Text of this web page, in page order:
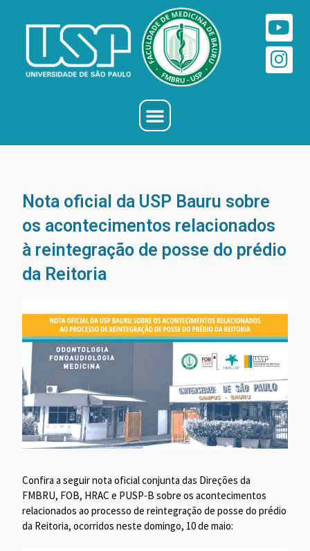
Nota oficial da USP Bauru sobre
os acontecimentos relacionados
à reintegração de posse do prédio
da Reitoria
Confira a seguir nota oficial conjunta das Direções da
FMBRU, FOB, HRAC e PUSP-B sobre os acontecimentos
relacionados ao processo de reintegração de posse do prédio
da Reitoria, ocorridos neste domingo, 10 de maio: